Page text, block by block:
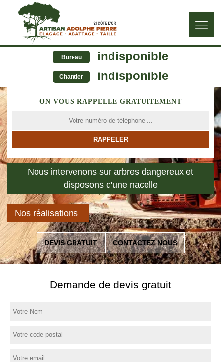
Bureau indisponible
Chantier indisponible
ON VOUS RAPPELLE GRATUITEMENT
Nous intervenons sur arbres dangereux et
disposons d'une nacelle
Nos réalisations
DEVIS GRATUIT CONTACTEZ NOUS
Demande de devis gratuit